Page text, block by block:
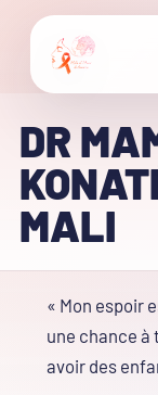
DR
MALI
« Mon espoir
une chance
avoir des